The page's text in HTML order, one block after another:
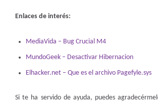
Enlaces de interés:
MediaVida – Bug Crucial M4
MundoGeek – Desactivar Hibernacion
Elhacker.net – Que es el archivo Pagefyle.sys
Si te ha servido de ayuda, puedes